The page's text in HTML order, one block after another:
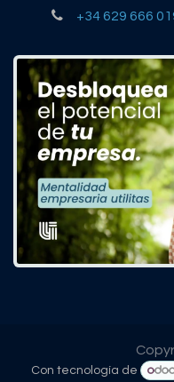
+34 629 666
Con tecnología de